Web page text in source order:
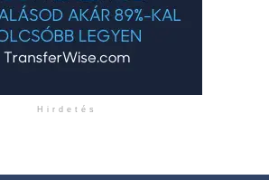
Hirdetés